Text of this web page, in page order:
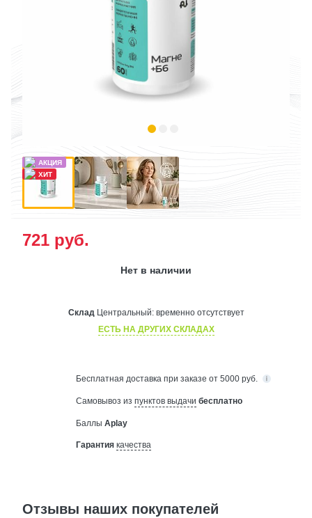
721 руб.
Нет в наличии
СкладЦентральный: временно отсутствует
ЕСТЬ НА ДРУГИХ СКЛАДАХ
Бесплатная доставка при заказе от 5000 руб.
Самовывоз из пунктов выдачи бесплатно
Баллы Aplay
Гарантия качества
Отзывы наших покупателей